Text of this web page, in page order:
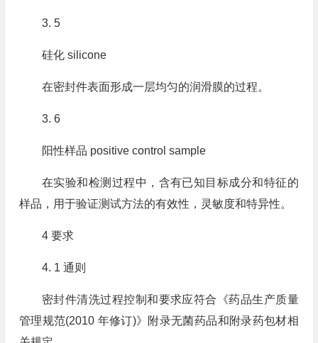
3. 5
硅化 silicone
在密封件表面形成一层均匀的润滑膜的过程。
3. 6
阳性样品 positive control sample
在实验和检测过程中，含有已知目标成分和特征的
样品，用于验证测试方法的有效性，灵敏度和特异性。
4 要求
4. 1 通则
密封件清洗过程控制和要求应符合《药品生产质量
管理规范(2010 年修订)》附录无菌药品和附录药包材相